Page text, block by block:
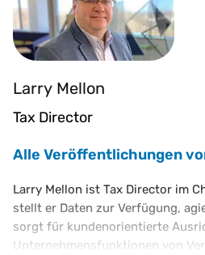
Larry Mellon
Tax Director
Alle Veröffentlichungen
Larry Mellon ist Tax Director im
stellt er Daten zur Verfügung,
sorgt für kundenorientierte
Unternehmensfunktionen von